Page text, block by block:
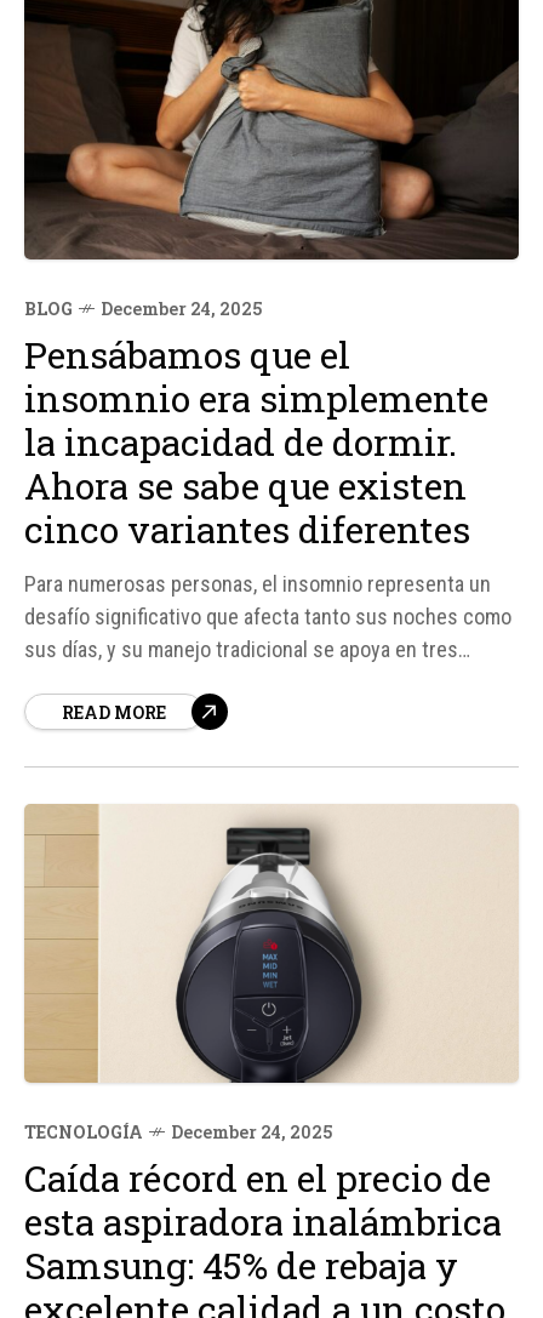
BLOG December 24, 2025
Pensábamos que el
insomnio era simplemente
la incapacidad de dormir.
Ahora se sabe que existen
cinco variantes diferentes
Para numerosas personas, el insomnio representa un
desafío significativo que afecta tanto sus noches como
sus días, y su manejo tradicional se apoya en tres
READ MORE
TECNOLOGÍA December 24, 2025
Caída récord en el precio de
esta aspiradora inalámbrica
Samsung: 45% de rebaja y